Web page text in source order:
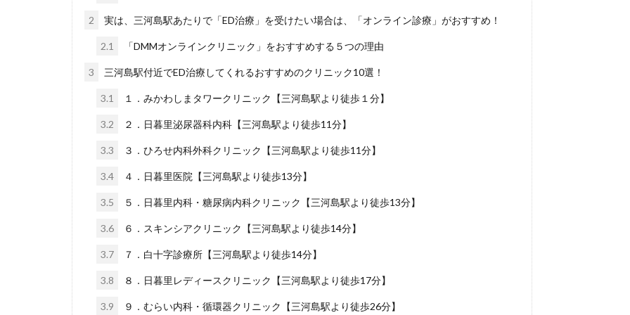
2 実は、三河島駅あたりで「ED治療」を受けたい場合は、「オンライン診療」がおすすめ！
2.1 「DMMオンラインクリニック」をおすすめする５つの理由
3 三河島駅付近でED治療してくれるおすすめのクリニック10選！
3.1 １．みかわしまタワークリニック【三河島駅より徒歩１分】
3.2 ２．日暮里泌尿器科内科【三河島駅より徒歩11分】
3.3 ３．ひろせ内科外科クリニック【三河島駅より徒歩11分】
3.4 ４．日暮里医院【三河島駅より徒歩13分】
3.5 ５．日暮里内科・糖尿病内科クリニック【三河島駅より徒歩13分】
3.6 ６．スキンシアクリニック【三河島駅より徒歩14分】
3.7 ７．白十字診療所【三河島駅より徒歩14分】
3.8 ８．日暮里レディースクリニック【三河島駅より徒歩17分】
3.9 ９．むらい内科・循環器クリニック【三河島駅より徒歩26分】